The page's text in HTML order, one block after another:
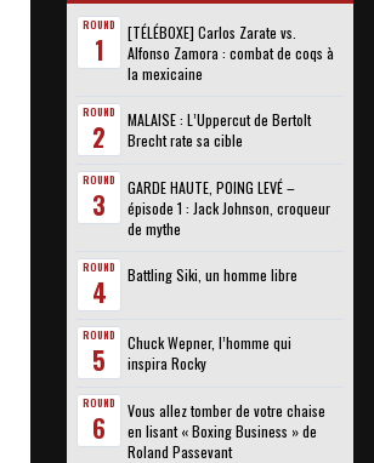
ROUND
1
[TÉLÉBOXE] Carlos Zarate vs.
Alfonso Zamora : combat de coqs à
la mexicaine
ROUND
2
MALAISE : L’Uppercut de Bertolt
Brecht rate sa cible
ROUND
3
GARDE HAUTE, POING LEVÉ –
épisode 1 : Jack Johnson, croqueur
de mythe
ROUND
4 Battling Siki, un homme libre
ROUND
5
Chuck Wepner, l’homme qui
inspira Rocky
ROUND
6
Vous allez tomber de votre chaise
en lisant « Boxing Business » de
Roland Passevant